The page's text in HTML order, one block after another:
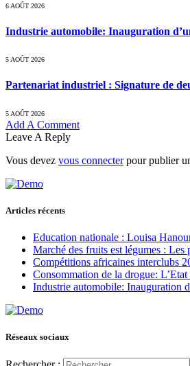
6 AOÛT 2026
Industrie automobile: Inauguration
5 AOÛT 2026
Partenariat industriel : Signature de
5 AOÛT 2026
Add A Comment
Leave A Reply
Vous devez vous connecterpour publier
Articles récents
Education nationale : Louisa
Marché des fruits est légumes : Les
Compétitions africaines interclubs
Consommation de la drogue:
Industrie automobile: Inauguration
Réseaux sociaux